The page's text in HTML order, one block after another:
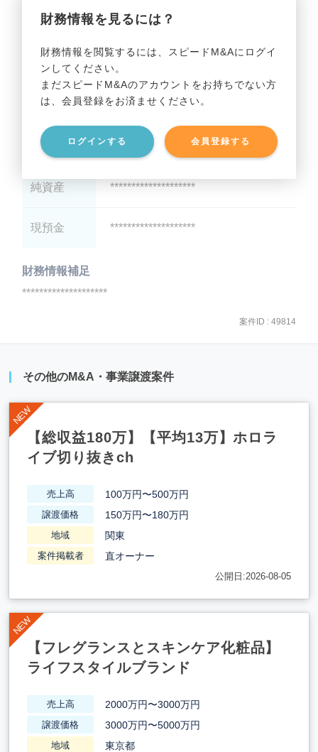
財務情報を見るには？
財務情報を閲覧するには、スピードM&Aにログイ
ンしてください。
まだスピードM&Aのアカウントをお持ちでない方
は、会員登録をお済ませください。
ログインする 会員登録する
貸借対照表（B/S）
総資産 ********************
有利子負債 ********************
純資産 ********************
現預金 ********************
財務情報補足
********************
案件ID : 49814
その他のM&A・事業譲渡案件
【総収益180万】【平均13万】ホロラ
イブ切り抜きch
売上高 100万円〜500万円
譲渡価格 150万円〜180万円
地域 関東
案件掲載者 直オーナー
公開日:2026-08-05
【フレグランスとスキンケア化粧品】
ライフスタイルブランド
売上高 2000万円〜3000万円
譲渡価格 3000万円〜5000万円
地域 東京都